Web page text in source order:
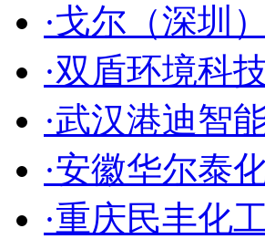
·戈尔（深圳
·双盾环境科
·武汉港迪智
·安徽华尔泰
·重庆民丰化